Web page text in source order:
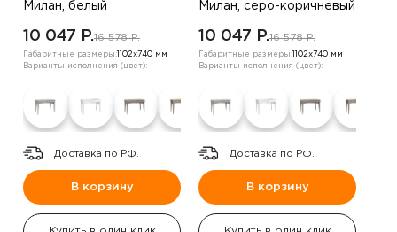
Милан, белый
10 047 P.16 578 P.
Габаритные размеры: 1102х740 мм
Варианты исполнения (цвет):
Доставка по РФ.
В корзину
Милан, серо-коричневый
10 047 P.16 578 P.
Габаритные размеры: 1102х740 мм
Варианты исполнения (цвет):
Доставка по РФ.
В корзину